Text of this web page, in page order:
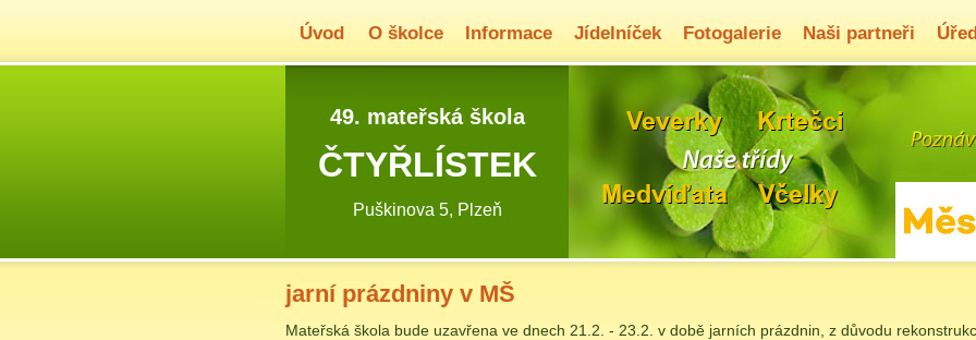
Úvod O školce Informace Jídelníček Fotogalerie Naši partneři
49. mateřská škola
ČTYŘLÍSTEK
Puškinova 5, Plzeň
jarní prázdniny v MŠ
Mateřská škola bude uzavřena ve dnech 21.2. - 23.2. v době jarních prázdnin, z důvodu